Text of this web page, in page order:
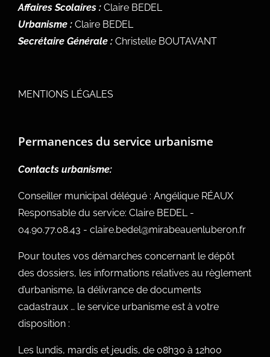
Affaires Scolaires : Claire BEDEL
Urbanisme : Claire BEDEL
Secrétaire Générale : Christelle BOUTAVANT
MENTIONS LÉGALES
Permanences du service urbanisme
Contacts urbanisme:
Conseiller municipal délégué : Angélique RÉAUX
Responsable du service: Claire BEDEL -
04.90.77.08.43 - claire.bedel@mirabeauenluberon.fr
Pour toutes vos démarches concernant le dépôt
des dossiers, les informations relatives au règlement
d’urbanisme, la délivrance de documents
cadastraux … le service urbanisme est à votre
disposition :
Les lundis, mardis et jeudis, de 08h30 à 12h00